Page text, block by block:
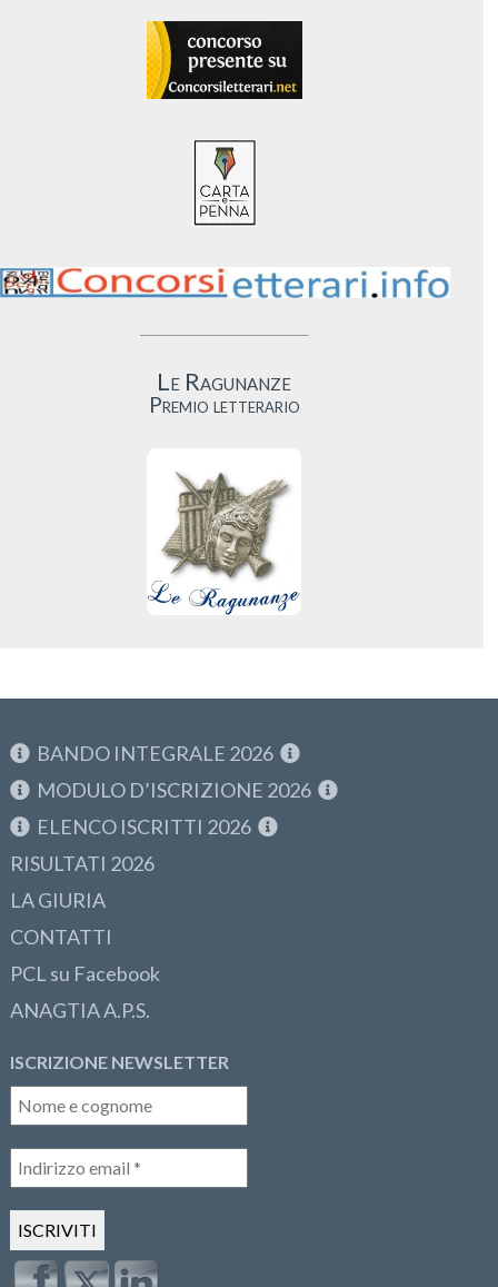
Le Ragunanze
Premio letterario
BANDO INTEGRALE 2026
MODULO D’ISCRIZIONE 2026
ELENCO ISCRITTI 2026
RISULTATI 2026
LA GIURIA
CONTATTI
PCL su Facebook
ANAGTIA A.P.S.
ISCRIZIONE NEWSLETTER